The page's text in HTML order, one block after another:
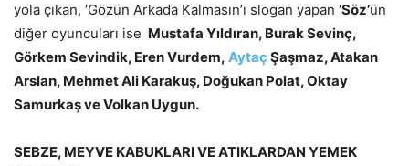
yola çıkan, ‘Gözün Arkada Kalmasın’ı slogan yapan ‘Söz’ün
diğer oyuncuları ise Mustafa Yıldıran, Burak Sevinç,
Görkem Sevindik, Eren Vurdem, AytaçŞaşmaz, Atakan
Arslan, Mehmet Ali Karakuş, Doğukan Polat, Oktay
Samurkaş ve Volkan Uygun.
SEBZE, MEYVE KABUKLARI VE ATIKLARDAN YEMEK